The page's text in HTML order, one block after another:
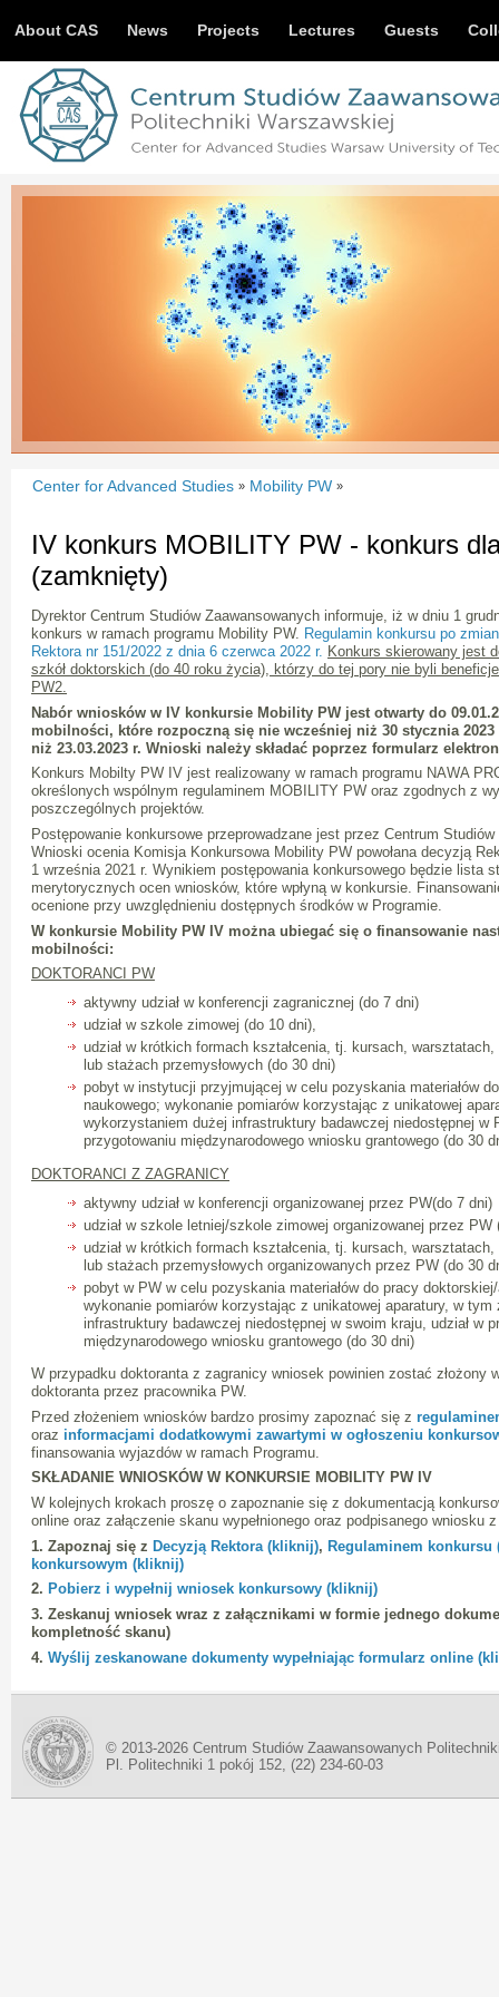
About CAS News Projects Lectures Guests
Center for Advanced Studies » Mobility PW »
IV konkurs MOBILITY PW - konkurs
(zamknięty)
Dyrektor Centrum Studiów Zaawansowanych informuje, iż w dniu 1
konkurs w ramach programu Mobility PW. Regulamin konkursu po
Rektora nr 151/2022 z dnia 6 czerwca 2022 r. Konkurs skierowany jest
szkół doktorskich (do 40 roku życia), którzy do tej pory nie byli
PW2.
Nabór wniosków w IV konkursie Mobility PW jest otwarty do
mobilności, które rozpoczną się nie wcześniej niż 30 stycznia
niż 23.03.2023 r. Wnioski należy składać poprzez formularz
Konkurs Mobilty PW IV jest realizowany w ramach programu NAWA
określonych wspólnym regulaminem MOBILITY PW oraz zgodnych z
poszczególnych projektów.
Postępowanie konkursowe przeprowadzane jest przez Centrum
Wnioski ocenia Komisja Konkursowa Mobility PW powołana decyzją
1 września 2021 r. Wynikiem postępowania konkursowego będzie lista
merytorycznych ocen wniosków, które wpłyną w konkursie.
ocenione przy uwzględnieniu dostępnych środków w Programie.
W konkursie Mobility PW IV można ubiegać się o finansowanie
mobilności:
DOKTORANCI PW
aktywny udział w konferencji zagranicznej (do 7 dni)
udział w szkole zimowej (do 10 dni),
udział w krótkich formach kształcenia, tj. kursach,
lub stażach przemysłowych (do 30 dni)
pobyt w instytucji przyjmującej w celu pozyskania materiałów
naukowego; wykonanie pomiarów korzystając z unikatowej
wykorzystaniem dużej infrastruktury badawczej niedostępnej w
przygotowaniu międzynarodowego wniosku grantowego (do 30
DOKTORANCI Z ZAGRANICY
aktywny udział w konferencji organizowanej przez PW(do 7 dni)
udział w szkole letniej/szkole zimowej organizowanej przez PW
udział w krótkich formach kształcenia, tj. kursach,
lub stażach przemysłowych organizowanych przez PW (do 30
pobyt w PW w celu pozyskania materiałów do pracy
wykonanie pomiarów korzystając z unikatowej aparatury, w
infrastruktury badawczej niedostępnej w swoim kraju, udział w
międzynarodowego wniosku grantowego (do 30 dni)
W przypadku doktoranta z zagranicy wniosek powinien zostać złożony
doktoranta przez pracownika PW.
Przed złożeniem wniosków bardzo prosimy zapoznać się z
oraz informacjami dodatkowymi zawartymi w ogłoszeniu
finansowania wyjazdów w ramach Programu.
SKŁADANIE WNIOSKÓW W KONKURSIE MOBILITY PW IV
W kolejnych krokach proszę o zapoznanie się z dokumentacją
online oraz załączenie skanu wypełnionego oraz podpisanego wniosku
1. Zapoznaj się z Decyzją Rektora (kliknij), Regulaminem konkursu
konkursowym (kliknij)
2. Pobierz i wypełnij wniosek konkursowy (kliknij)
3. Zeskanuj wniosek wraz z załącznikami w formie jednego
kompletność skanu)
4. Wyślij zeskanowane dokumenty wypełniając formularz online
© 2013-2026 Centrum Studiów Zaawansowanych
Pl. Politechniki 1 pokój 152, (22) 234-60-03